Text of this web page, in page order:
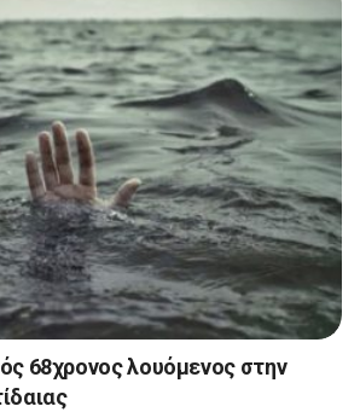
68χρονος λουόμενος στην